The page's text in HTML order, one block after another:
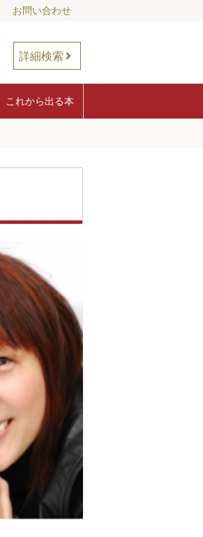
お問い合わせ
詳細検索
これから出る本